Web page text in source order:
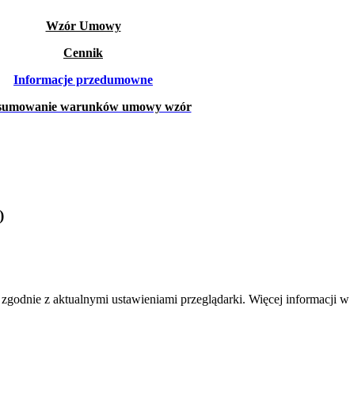
Wzór Umowy
Cennik
Informacje przedumowne
warunków umowy wzór
z aktualnymi ustawieniami przeglądarki. Więcej informacji w